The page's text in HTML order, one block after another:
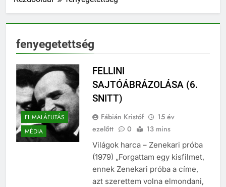
fenyegetettség
FILMALÁFUTÁS
MÉDIA
FELLINI
SAJTÓÁBRÁZOLÁSA (6.
SNITT)
Fábián Kristóf
15 év
ezelőtt
0 13 mins
Világok harca – Zenekari próba
(1979) „Forgattam egy kisfilmet,
ennek Zenekari próba a címe,
azt szerettem volna elmondani,